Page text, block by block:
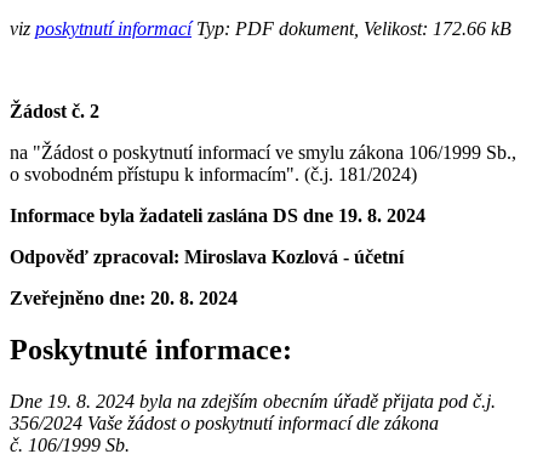
viz poskytnutí informacíTyp: PDF dokument, Velikost: 172.66 kB
Žádost č. 2
na "Žádost o poskytnutí informací ve smylu zákona 106/1999 Sb.,
o svobodném přístupu k informacím". (č.j. 181/2024)
Informace byla žadateli zaslána DS dne 19. 8. 2024
Odpověď zpracoval: Miroslava Kozlová - účetní
Zveřejněno dne: 20. 8. 2024
Poskytnuté informace:
Dne 19. 8. 2024 byla na zdejším obecním úřadě přijata pod č.j.
356/2024 Vaše žádost o poskytnutí informací dle zákona
č. 106/1999 Sb.